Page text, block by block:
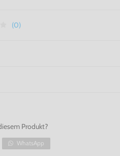
(0)
Produkt?
WhatsApp